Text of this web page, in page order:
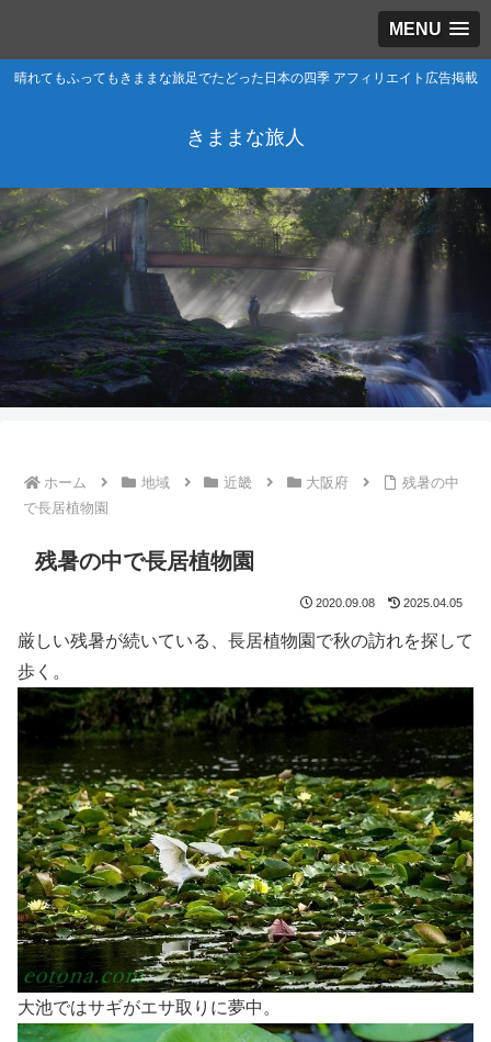
MENU
晴れてもふってもきままな旅足でたどった日本の四季 アフィリエイト広告掲載
きままな旅人
ホーム 地域 近畿 大阪府
残暑の中
で長居植物園
残暑の中で長居植物園
2020.09.08 2025.04.05
厳しい残暑が続いている、長居植物園で秋の訪れを探して
歩く。
大池ではサギがエサ取りに夢中。